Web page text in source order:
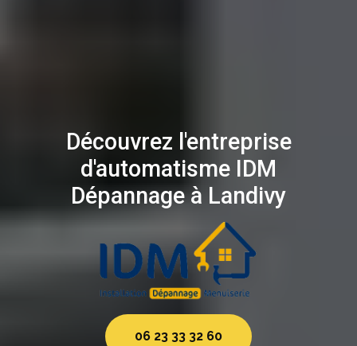
Découvrez l'entreprise
d'automatisme IDM
Dépannage à Landivy
06 23 33 32 60